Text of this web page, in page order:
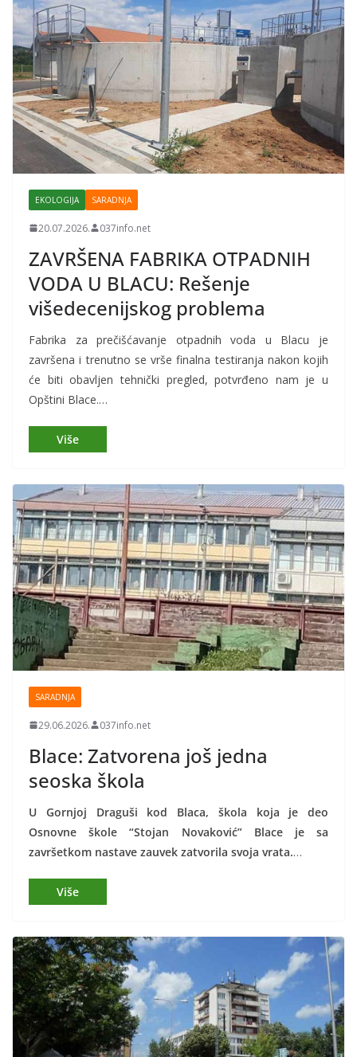
EKOLOGIJA SARADNJA
20.07.2026. 037info.net
ZAVRŠENA FABRIKA OTPADNIH
VODA U BLACU: Rešenje
višedecenijskog problema
Fabrika za prečišćavanje otpadnih voda u Blacu je
završena i trenutno se vrše finalna testiranja nakon kojih
će biti obavljen tehnički pregled, potvrđeno nam je u
Opštini Blace.…
SARADNJA
29.06.2026. 037info.net
Blace: Zatvorena još jedna
seoska škola
U Gornjoj Draguši kod Blaca, škola koja je deo
Osnovne škole “Stojan Novaković” Blace je sa
završetkom nastave zauvek zatvorila svoja vrata.…